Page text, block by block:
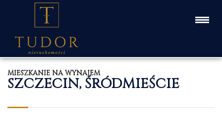
SZCZECIN, ŚRÓDMIEŚCIE
MIESZKANIE NA WYNAJEM